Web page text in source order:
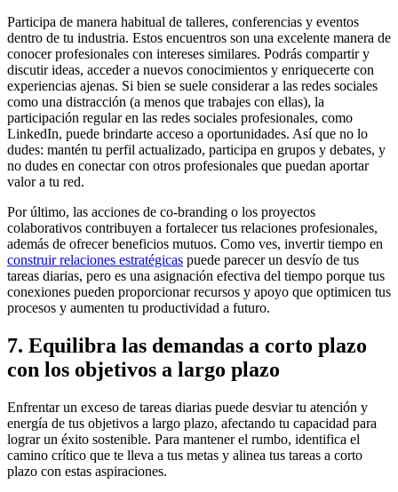
Participa de manera habitual de talleres, conferencias y eventos
dentro de tu industria. Estos encuentros son una excelente manera de
conocer profesionales con intereses similares. Podrás compartir y
discutir ideas, acceder a nuevos conocimientos y enriquecerte con
experiencias ajenas. Si bien se suele considerar a las redes sociales
como una distracción (a menos que trabajes con ellas), la
participación regular en las redes sociales profesionales, como
LinkedIn, puede brindarte acceso a oportunidades. Así que no lo
dudes: mantén tu perfil actualizado, participa en grupos y debates, y
no dudes en conectar con otros profesionales que puedan aportar
valor a tu red.
Por último, las acciones de co-branding o los proyectos
colaborativos contribuyen a fortalecer tus relaciones profesionales,
además de ofrecer beneficios mutuos. Como ves, invertir tiempo en
construir relaciones estratégicas puede parecer un desvío de tus
tareas diarias, pero es una asignación efectiva del tiempo porque tus
conexiones pueden proporcionar recursos y apoyo que optimicen tus
procesos y aumenten tu productividad a futuro.
7. Equilibra las demandas a corto plazo
con los objetivos a largo plazo
Enfrentar un exceso de tareas diarias puede desviar tu atención y
energía de tus objetivos a largo plazo, afectando tu capacidad para
lograr un éxito sostenible. Para mantener el rumbo, identifica el
camino crítico que te lleva a tus metas y alinea tus tareas a corto
plazo con estas aspiraciones.